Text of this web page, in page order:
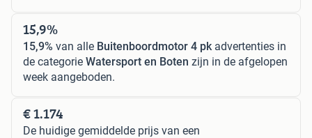
15,9%
15,9% van alle Buitenboordmotor 4 pk advertenties in
de categorie Watersport en Boten zijn in de afgelopen
week aangeboden.
€ 1.174
De huidige gemiddelde prijs van een